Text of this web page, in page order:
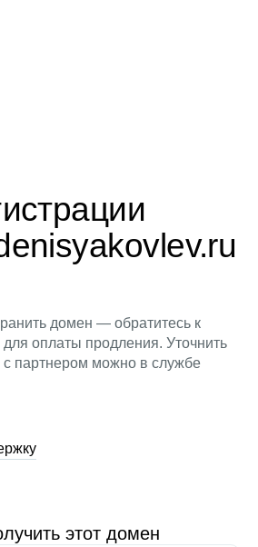
домен — обратитесь к
оплаты продления. Уточнить
с партнером можно в службе
этот домен